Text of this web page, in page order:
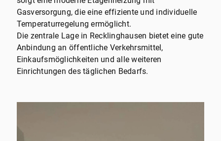
Gasversorgung, die eine effiziente und individuelle
Temperaturregelung ermöglicht.
Die zentrale Lage in Recklinghausen bietet eine gute
Anbindung an öffentliche Verkehrsmittel,
Einkaufsmöglichkeiten und alle weiteren
Einrichtungen des täglichen Bedarfs.